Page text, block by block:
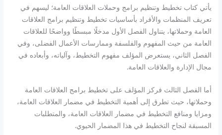
يأتي كتاب تخطيط وتنظيم برامج وحملات العلاقات العامة؛ ليسهم في
تعريف المنظمات والأفراد بأساسيات تخطيط وتنظيم برامج العلاقات
العامة وحملاتها، يتناول الفصل الأول مدخلًا مبسطًا وواضحًا للعلاقات
العامة من حيث المفهوم والفلسفة وممارسات الأعمال الفضلى، وفي
الفصل الثاني، يستعرض المؤلف مفهوم التخطيط، وآلياته، وأبعاده في
مجال الإدارة والعلاقات العامة.
أما الفصل الثالث فركز المؤلف على تخطيط برامج العلاقات العامة
وحملاتها، حيث تطرق إلى أهمية التخطيط في مضمار العلاقات العامة،
ومزايا ومنافع التخطيط في مضمار العلاقات العامة، والمتطلبات
المسبقة لنجاح التخطيط في هذا المضمار الحيوي.